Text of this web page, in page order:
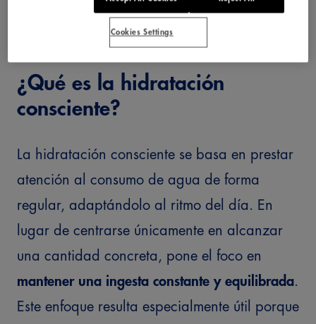
en nuestra rutina.
¿Qué es la hidratación
consciente?
La hidratación consciente se basa en prestar
atención al consumo de agua de forma
regular, adaptándolo al ritmo del día. En
lugar de centrarse únicamente en alcanzar
una cantidad concreta, pone el foco en
mantener una ingesta constante y equilibrada.
Este enfoque resulta especialmente útil porque
Cookies Settings